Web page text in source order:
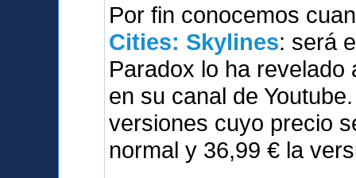
Por fin conocemos
Cities: Skylines: será
Paradox lo ha
en su canal de
versiones cuyo precio
normal y 36,99 € la